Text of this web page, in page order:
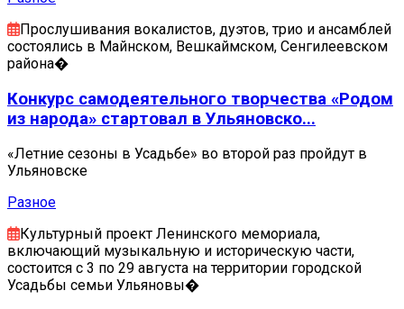
Прослушивания вокалистов, дуэтов, трио и ансамблей
состоялись в Майнском, Вешкаймском, Сенгилеевском
района�
Конкурс самодеятельного творчества «Родом
из народа» стартовал в Ульяновско...
«Летние сезоны в Усадьбе» во второй раз пройдут в
Ульяновске
Разное
Культурный проект Ленинского мемориала,
включающий музыкальную и историческую части,
состоится с 3 по 29 августа на территории городской
Усадьбы семьи Ульяновы�